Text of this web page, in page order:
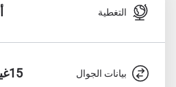
التغطية
بيانات الجوال 15غيغابايت